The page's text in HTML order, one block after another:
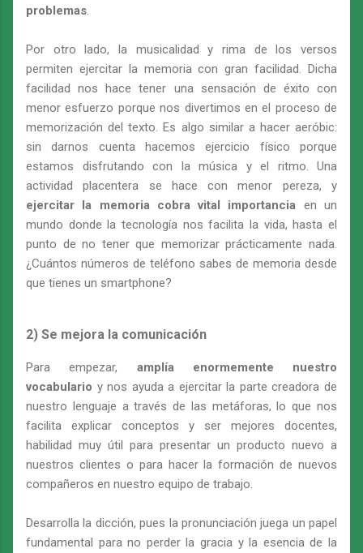
problemas.
Por otro lado, la musicalidad y rima de los versos
permiten ejercitar la memoria con gran facilidad. Dicha
facilidad nos hace tener una sensación de éxito con
menor esfuerzo porque nos divertimos en el proceso de
memorización del texto. Es algo similar a hacer aeróbic:
sin darnos cuenta hacemos ejercicio físico porque
estamos disfrutando con la música y el ritmo. Una
actividad placentera se hace con menor pereza, y
ejercitar la memoria cobra vital importancia en un
mundo donde la tecnología nos facilita la vida, hasta el
punto de no tener que memorizar prácticamente nada.
¿Cuántos números de teléfono sabes de memoria desde
que tienes un smartphone?
2) Se mejora la comunicación
Para empezar, amplía enormemente nuestro
vocabulario y nos ayuda a ejercitar la parte creadora de
nuestro lenguaje a través de las metáforas, lo que nos
facilita explicar conceptos y ser mejores docentes,
habilidad muy útil para presentar un producto nuevo a
nuestros clientes o para hacer la formación de nuevos
compañeros en nuestro equipo de trabajo.
Desarrolla la dicción, pues la pronunciación juega un papel
fundamental para no perder la gracia y la esencia de la